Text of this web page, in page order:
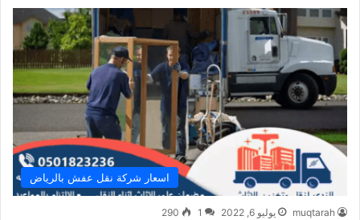
اسعار شركة نقل عفش بالرياض
muqtarah يوليو 6, 2022 1
290